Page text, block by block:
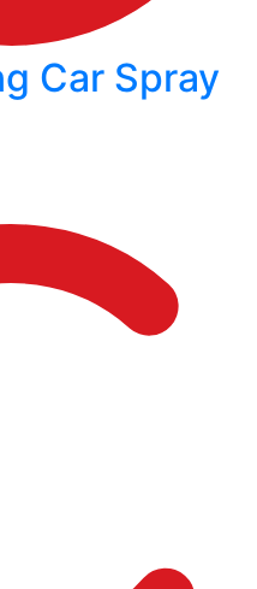
Car Spray